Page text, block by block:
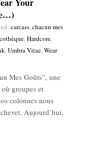
carcass,chacun mes
,Hardcore,
,Umbra Vitae,Wear
Mes Goûts”, une
groupes et
colonnes nous
Aujourd’hui,